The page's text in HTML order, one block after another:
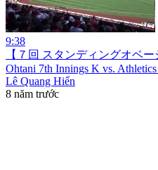
9:38
【７回 スタンディングオベ
Ohtani 7th Innings K vs.
Lê Quang Hiến
8 năm trước